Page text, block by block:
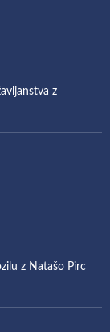
z
z Natašo Pirc